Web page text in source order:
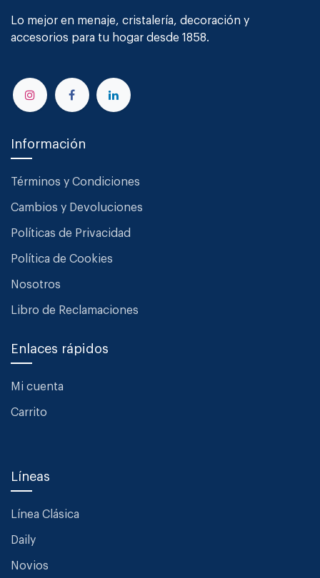
Lo mejor en menaje, cristalería, decoración y
accesorios para tu hogar desde 1858.
Información
Términos y Condiciones
Cambios y Devoluciones
Políticas de Privacidad
Política de Cookies
Nosotros
Libro de Reclamaciones
Enlaces rápidos
Mi cuenta
Carrito
Líneas
Línea Clásica
Daily
Novios